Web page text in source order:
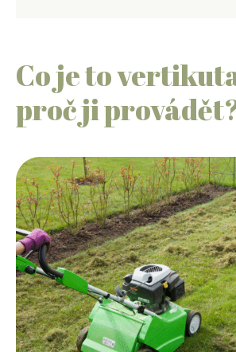
Co je to
proč ji